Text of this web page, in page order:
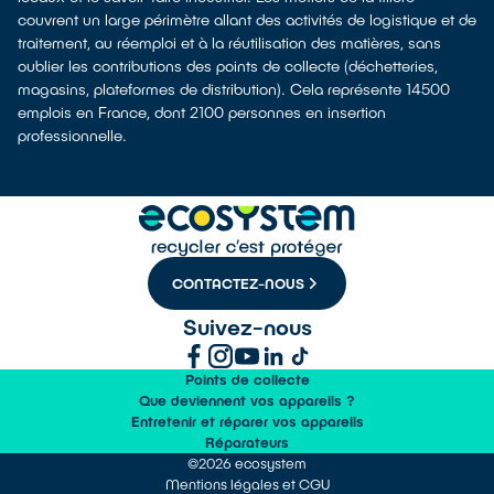
couvrent un large périmètre allant des activités de logistique et de
traitement, au réemploi et à la réutilisation des matières, sans
oublier les contributions des points de collecte (déchetteries,
magasins, plateformes de distribution). Cela représente 14500
emplois en France, dont 2100 personnes en insertion
professionnelle.
CONTACTEZ-NOUS
Suivez-nous
Points de collecte
Que deviennent vos appareils ?
Entretenir et réparer vos appareils
Réparateurs
©2026 ecosystem
Mentions légales et CGU